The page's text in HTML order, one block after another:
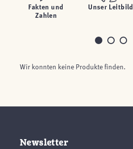
Fakten und
Zahlen
Unser Leitbild
Wir konnten keine Produkte finden.
Newsletter